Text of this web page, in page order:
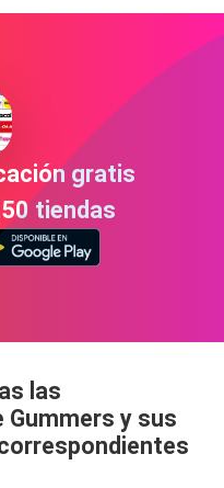
gratis
tiendas
las
Gummers y sus